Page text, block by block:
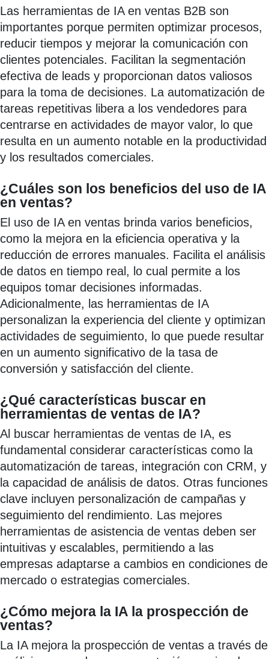
Las herramientas de IA en ventas B2B son
importantes porque permiten optimizar procesos,
reducir tiempos y mejorar la comunicación con
clientes potenciales. Facilitan la segmentación
efectiva de leads y proporcionan datos valiosos
para la toma de decisiones. La automatización de
tareas repetitivas libera a los vendedores para
centrarse en actividades de mayor valor, lo que
resulta en un aumento notable en la productividad
y los resultados comerciales.
¿Cuáles son los beneficios del uso de IA
en ventas?
El uso de IA en ventas brinda varios beneficios,
como la mejora en la eficiencia operativa y la
reducción de errores manuales. Facilita el análisis
de datos en tiempo real, lo cual permite a los
equipos tomar decisiones informadas.
Adicionalmente, las herramientas de IA
personalizan la experiencia del cliente y optimizan
actividades de seguimiento, lo que puede resultar
en un aumento significativo de la tasa de
conversión y satisfacción del cliente.
¿Qué características buscar en
herramientas de ventas de IA?
Al buscar herramientas de ventas de IA, es
fundamental considerar características como la
automatización de tareas, integración con CRM, y
la capacidad de análisis de datos. Otras funciones
clave incluyen personalización de campañas y
seguimiento del rendimiento. Las mejores
herramientas de asistencia de ventas deben ser
intuitivas y escalables, permitiendo a las
empresas adaptarse a cambios en condiciones de
mercado o estrategias comerciales.
¿Cómo mejora la IA la prospección de
ventas?
La IA mejora la prospección de ventas a través de